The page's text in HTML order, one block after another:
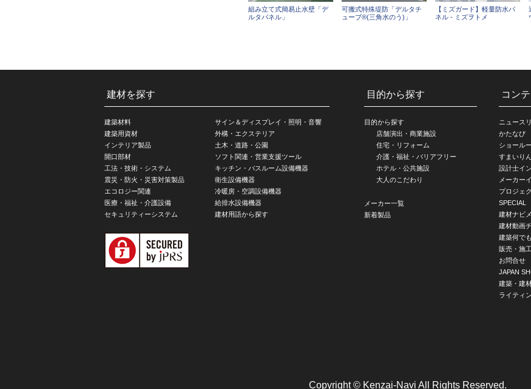
組み立て式簡易止水壁「デ
ルタパネル」
可搬式特殊堤防「デルタチ
ューブ®(三角水のう)」
【ミズガード】軽量防水パ
ネル - ミズヲトメ
建材を探す
建築材料
建築用資材
インテリア製品
開口部材
工法・技術・システム
震災・防火・災害対策製品
エコロジー関連
医療・福祉・介護設備
セキュリティーシステム
サイン＆ディスプレイ・照明・音響
外構・エクステリア
土木・道路・公園
ソフト関連・営業支援ツール
キッチン・バスルーム設備機器
衛生設備機器
冷暖房・空調設備機器
給排水設備機器
建材用語から探す
目的から探す
目的から探す
店舗演出・商業施設
住宅・リフォーム
介護・福祉・バリアフリー
ホテル・公共施設
大人のこだわり
メーカー一覧
新着製品
コン
ニュース
かたなび
ショール
すまいり
設計士イ
メーカー
プロジェ
SPECIAL
建材ナビ
建材動画
建築何で
販売・施
お問合せ
JAPAN
建築・建
ライティ
Copyright © Kenzai-Navi All Rights Reserved.